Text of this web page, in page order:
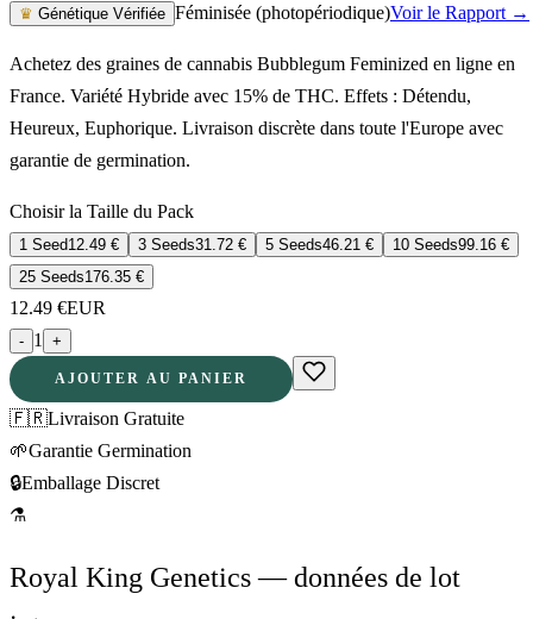
♛ Génétique Vérifiée Féminisée (photopériodique)Voir le Rapport →
Achetez des graines de cannabis Bubblegum Feminized en ligne en
France. Variété Hybride avec 15% de THC. Effets : Détendu,
Heureux, Euphorique. Livraison discrète dans toute l'Europe avec
garantie de germination.
Choisir la Taille du Pack
1 Seed12.49 € 3 Seeds31.72 € 5 Seeds46.21 € 10 Seeds99.16 €
25 Seeds176.35 €
12.49 €EUR
- 1 +
AJOUTER AU PANIER
🇫🇷Livraison Gratuite
🌱Garantie Germination
🔒Emballage Discret
⚗
Royal King Genetics — données de lot